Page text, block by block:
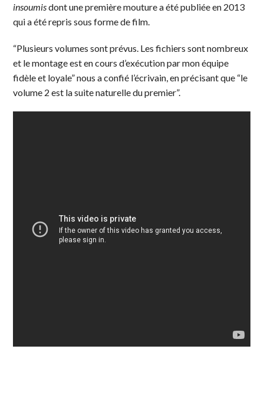
insoumisdont une première mouture a été publiée en 2013
qui a été repris sous forme de film.
“Plusieurs volumes sont prévus. Les fichiers sont nombreux
et le montage est en cours d’exécution par mon équipe
fidèle et loyale” nous a confié l’écrivain, en précisant que “le
volume 2 est la suite naturelle du premier”.